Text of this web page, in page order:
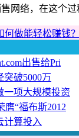
网络，在这个
何做能轻松赚钱
出售给Pri
破5000万
一项大规模投资
“福布斯2012
计算投入